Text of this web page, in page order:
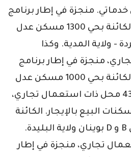
خدماتي. منجزة في إطار برنامج
سكنات البيع بالإيجار الكائنة بحي 1300 مسكن عدل
- ولاية المدية. وكذا
منجزة في إطار برنامج
سكنات البيع بالإيجار الكائنة بحي 1000 مسكن عدل
بوينان ولاية البليدة. و 43 محل ذات استعمال تجاري،
البيع بالإيجار. الكائنة
بحي 5000 مسكن عدل B و D بوينان ولاية البليدة.
استعمال تجاري، منجزة في إطار